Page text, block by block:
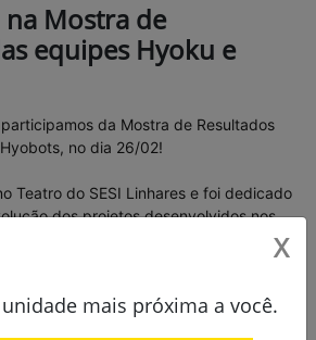
Mostra de
equipes Hyoku e
da Mostra de Resultados
no dia 26/02!
Teatro do SESI Linhares e foi dedicado
dos projetos desenvolvidos nos
X
mais próxima a você.